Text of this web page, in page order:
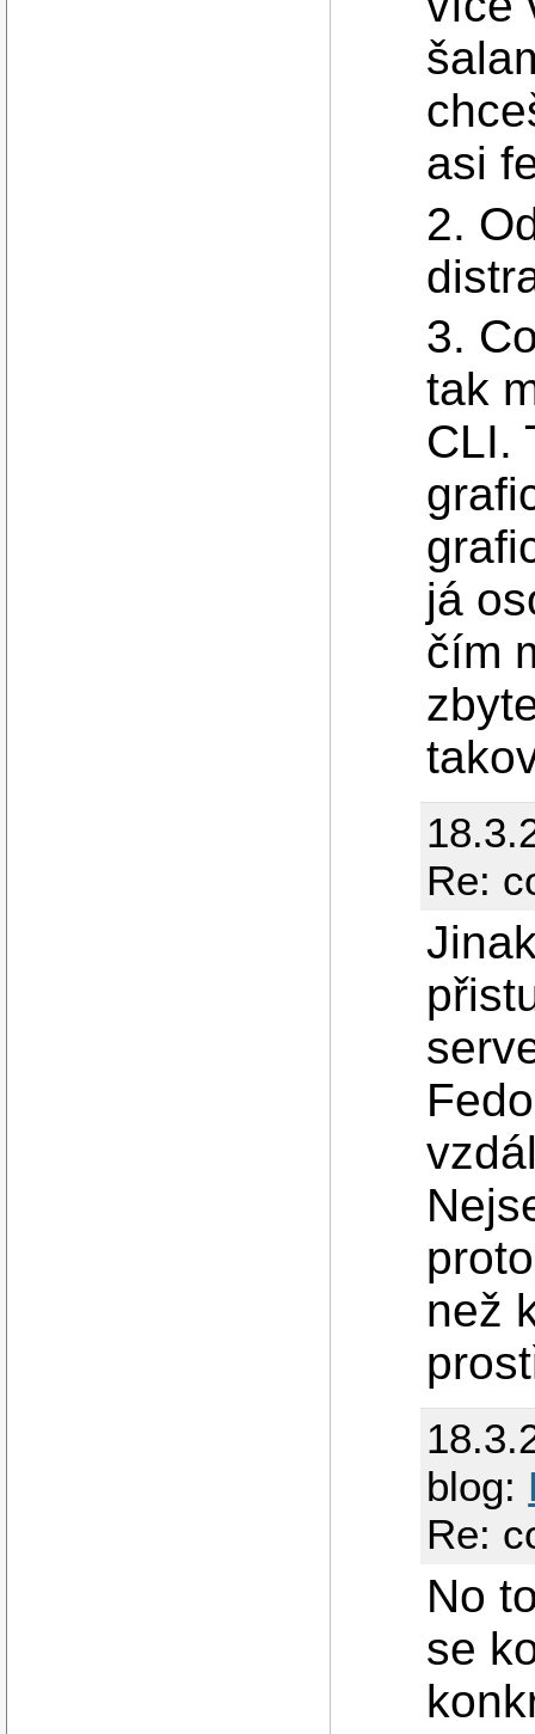
asi
2.
3.
tak
CLI.
já
čím
Re:
než
blog:
Re:
No
se